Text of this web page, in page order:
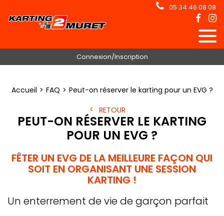
05 34 46 08 08
Connexion/Inscription
Accueil FAQ
Peut-on réserver le karting pour un EVG ?
RETOUR
PEUT-ON RÉSERVER LE KARTING
POUR UN EVG ?
FÊTER UN EVG DE LA MEILLEURE FAÇON QUI
SOIT EN ORGANISANT UNE SESSION
KARTING !
Un enterrement de vie de garçon parfait